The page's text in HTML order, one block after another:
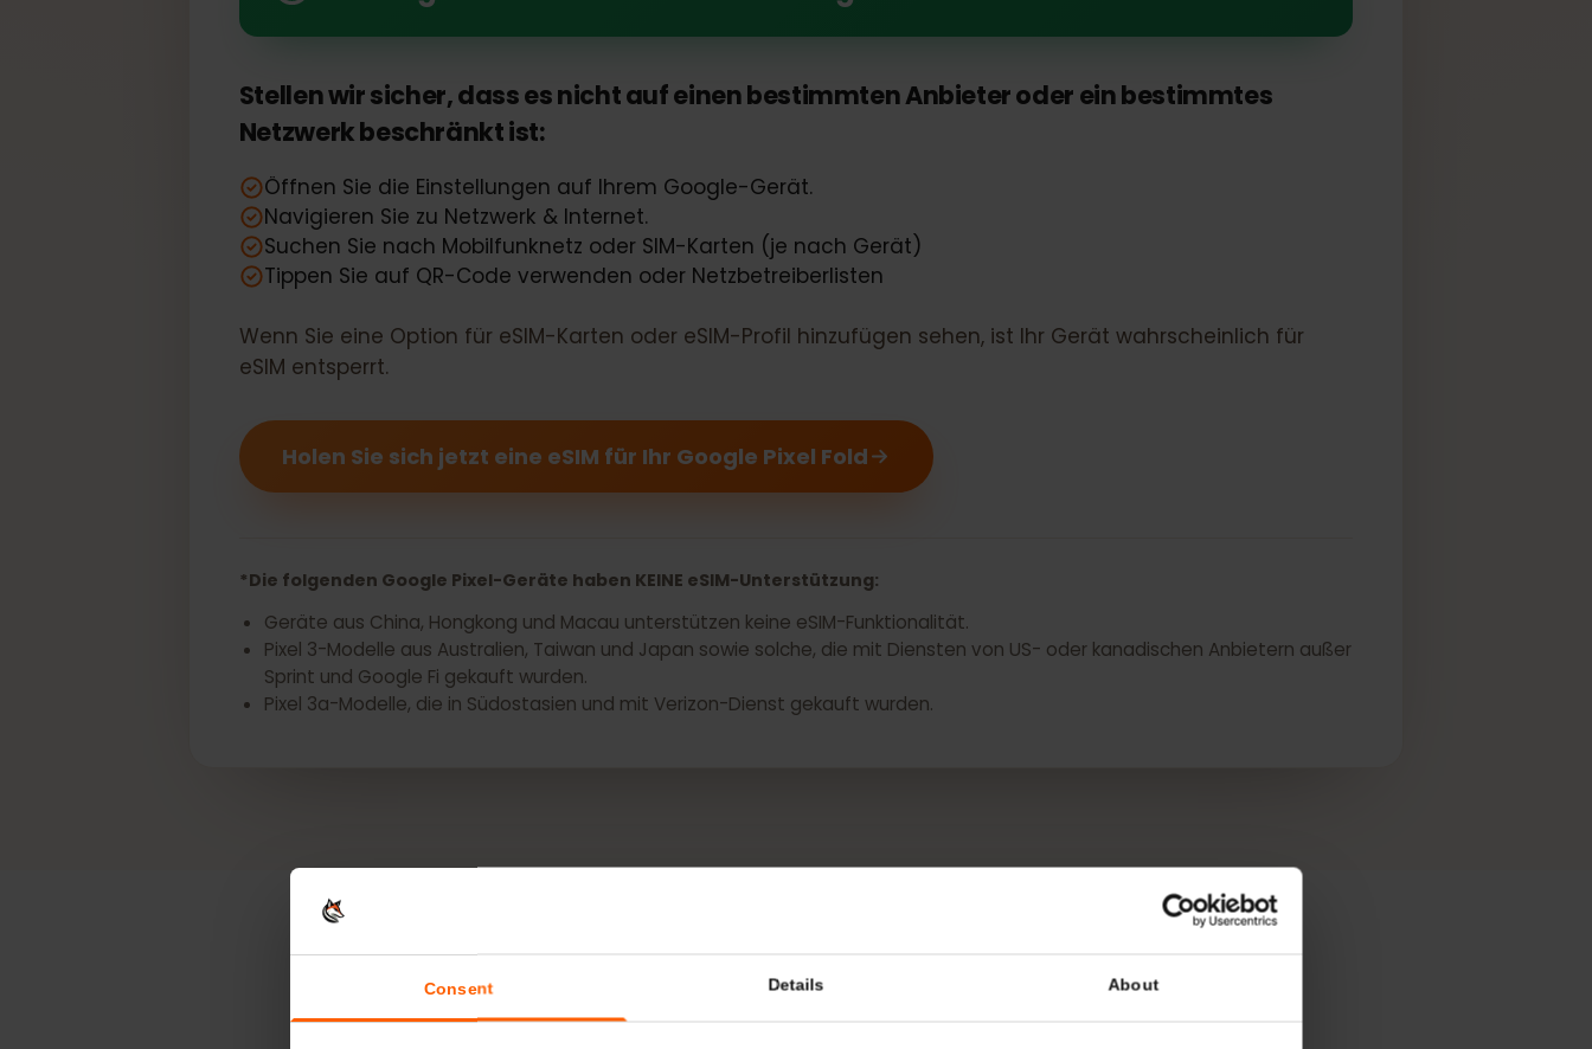
Stellen wir sicher, dass es nicht auf einen bestimmten Anbieter oder ein bestimmtes
Netzwerk beschränkt ist:
Öffnen Sie die Einstellungen auf Ihrem Google-Gerät.
Suchen Sie nach Mobilfunknetz oder SIM-Karten (je nach Gerät)
Tippen Sie auf QR-Code verwenden oder Netzbetreiberlisten
Wenn Sie eine Option für eSIM-Karten oder eSIM-Profil hinzufügen sehen, ist Ihr Gerät wahrscheinlich für
eSIM entsperrt.
*Die folgenden Google Pixel-Geräte haben KEINE eSIM-Unterstützung: